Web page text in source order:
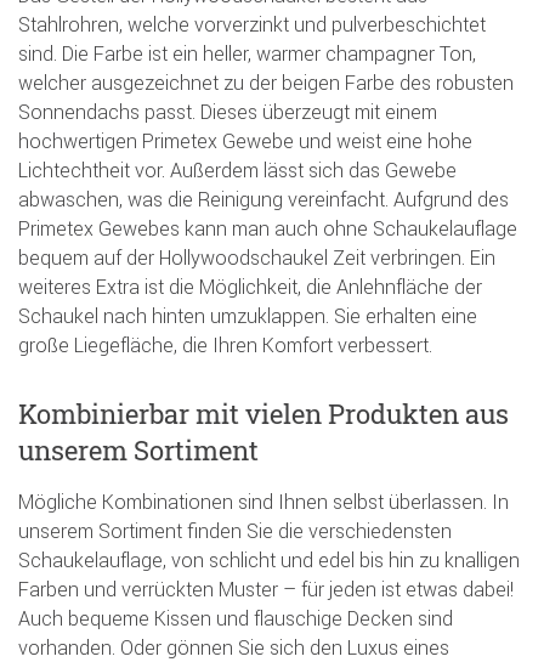
Stahlrohren, welche vorverzinkt und pulverbeschichtet
sind. Die Farbe ist ein heller, warmer champagner Ton,
welcher ausgezeichnet zu der beigen Farbe des robusten
Sonnendachs passt. Dieses überzeugt mit einem
hochwertigen Primetex Gewebe und weist eine hohe
Lichtechtheit vor. Außerdem lässt sich das Gewebe
abwaschen, was die Reinigung vereinfacht. Aufgrund des
Primetex Gewebes kann man auch ohne Schaukelauflage
bequem auf der Hollywoodschaukel Zeit verbringen. Ein
weiteres Extra ist die Möglichkeit, die Anlehnfläche der
Schaukel nach hinten umzuklappen. Sie erhalten eine
große Liegefläche, die Ihren Komfort verbessert.
Kombinierbar mit vielen Produkten aus
unserem Sortiment
Mögliche Kombinationen sind Ihnen selbst überlassen. In
unserem Sortiment finden Sie die verschiedensten
Schaukelauflage, von schlicht und edel bis hin zu knalligen
Farben und verrückten Muster – für jeden ist etwas dabei!
Auch bequeme Kissen und flauschige Decken sind
vorhanden. Oder gönnen Sie sich den Luxus eines